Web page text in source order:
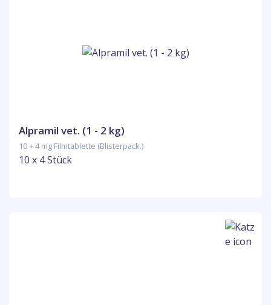
Alpramil vet. (1 - 2 kg)
10 + 4 mg Filmtablette (Blisterpack.)
10 x 4 Stück